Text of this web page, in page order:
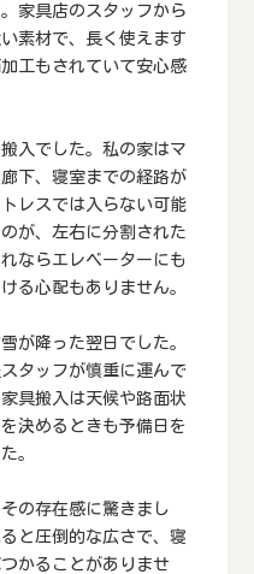
家具店のスタッフから
素材で、長く使えます
工もされていて安心感
入でした。私の家はマ
下、寝室までの経路が
レスでは入らない可能
が、左右に分割された
ならエレベーターにも
る心配もありません。
が降った翌日でした。
タッフが慎重に運んで
具搬入は天候や路面状
決めるときも予備日を
。
の存在感に驚きまし
と圧倒的な広さで、寝
かることがありませ